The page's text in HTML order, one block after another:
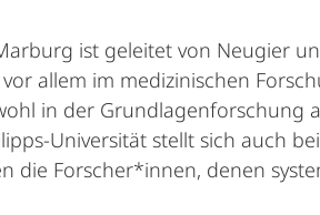
ist geleitet von Neugier
allem im medizinischen
in der Grundlagenforschung
Universität stellt sich auch
die Forscher*innen, denen